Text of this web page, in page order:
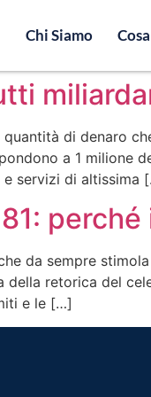
Chi Siamo
quantità di denaro
a 1 milione
e servizi di altissima
che da sempre
della retorica del
e le […]